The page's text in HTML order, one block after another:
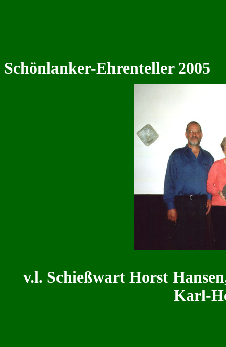
Schönlanker-Ehrenteller 2005
v.l. Schießwart Horst
Karl-